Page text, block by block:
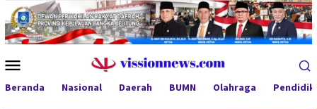
Loncat
ke
konten
Mobile
Beranda Nasional Daerah BUMN Olahraga